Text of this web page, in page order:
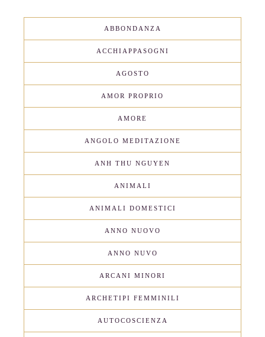
ABBONDANZA
ACCHIAPPASOGNI
AGOSTO
AMOR PROPRIO
AMORE
ANGOLO MEDITAZIONE
ANH THU NGUYEN
ANIMALI
ANIMALI DOMESTICI
ANNO NUOVO
ANNO NUVO
ARCANI MINORI
ARCHETIPI FEMMINILI
AUTOCOSCIENZA